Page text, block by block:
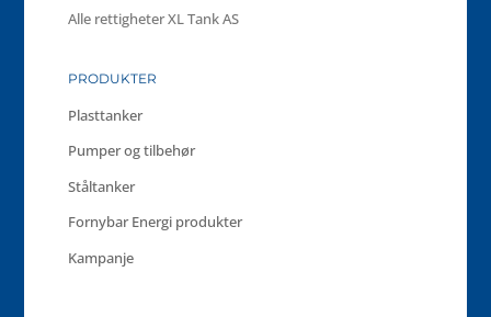
Alle rettigheter XL Tank AS
PRODUKTER
Plasttanker
Pumper og tilbehør
Ståltanker
Fornybar Energi produkter
Kampanje